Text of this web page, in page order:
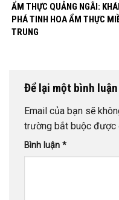
ẨM THỰC QUẢNG NGÃI:
PHÁ TINH HOA ẨM THỰC
TRUNG
Để lại một bình luận
Email của bạn sẽ
trường bắt buộc được
Bình luận *